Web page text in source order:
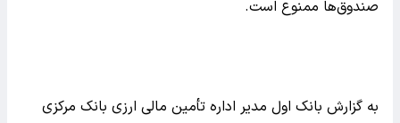
صندوق‌ها ممنوع است.
به گزارش بانک اول مدیر اداره تأمین مالی ارزی بانک مرکزی